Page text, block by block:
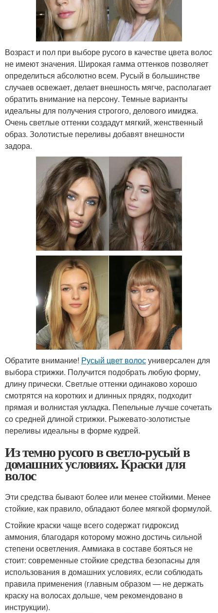
Возраст и пол при выборе русого в качестве цвета волос
не имеют значения. Широкая гамма оттенков позволяет
определиться абсолютно всем. Русый в большинстве
случаев освежает, делает внешность мягче, располагает
обратить внимание на персону. Темные варианты
идеальны для получения строгого, делового имиджа.
Очень светлые оттенки создадут мягкий, женственный
образ. Золотистые переливы добавят внешности
задора.
Обратите внимание! Русый цвет волосуниверсален для
выбора стрижки. Получится подобрать любую форму,
длину прически. Светлые оттенки одинаково хорошо
смотрятся на коротких и длинных прядях, подходит
прямая и волнистая укладка. Пепельные лучше сочетать
со средней длиной стрижки. Рыжевато-золотистые
переливы идеальны в форме кудрей.
Из темно русого в светло-русый в
домашних условиях. Краски для
волос
Эти средства бывают более или менее стойкими. Менее
стойкие, как правило, обладают более мягкой формулой.
Стойкие краски чаще всего содержат гидроксид
аммония, благодаря которому можно достичь сильной
степени осветления. Аммиака в составе бояться не
стоит: современные стойкие средства безопасны для
использования в домашних условиях, если соблюдать
правила применения (главным образом — не держать
краску на волосах дольше, чем рекомендовано в
инструкции).